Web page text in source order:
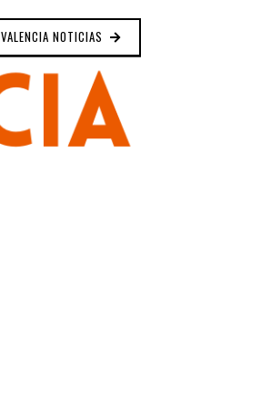
VALENCIA NOTICIAS